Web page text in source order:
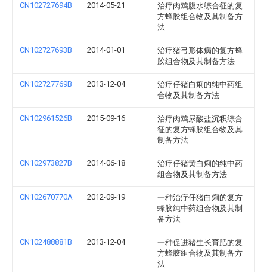
CN102727694B 2014-05-21
治疗肉鸡腹水综合征的复
方蜂胶组合物及其制备方
法
CN102727693B 2014-01-01
治疗猪弓形体病的复方蜂
胶组合物及其制备方法
CN102727769B 2013-12-04
治疗仔猪白痢的纯中药组
合物及其制备方法
CN102961526B 2015-09-16
治疗肉鸡尿酸盐沉积综合
征的复方蜂胶组合物及其
制备方法
CN102973827B 2014-06-18
治疗仔猪黄白痢的纯中药
组合物及其制备方法
CN102670770A 2012-09-19
一种治疗仔猪白痢的复方
蜂胶纯中药组合物及其制
备方法
CN102488881B 2013-12-04
一种促进猪生长育肥的复
方蜂胶组合物及其制备方
法